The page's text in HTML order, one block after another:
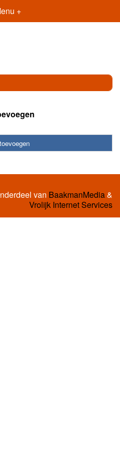
+
van BaakmanMedia&
Vrolijk Internet Services